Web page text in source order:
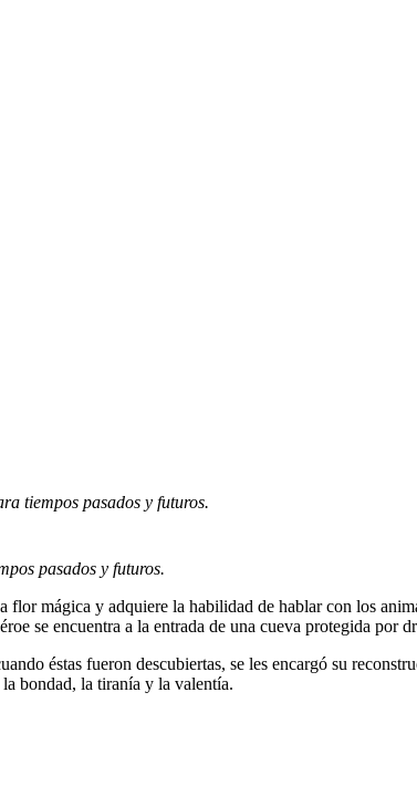
tiempos pasados y futuros.
pasados y futuros.
mágica y adquiere la habilidad de hablar con los
se encuentra a la entrada de una cueva protegida por
éstas fueron descubiertas, se les encargó su
bondad, la tiranía y la valentía.